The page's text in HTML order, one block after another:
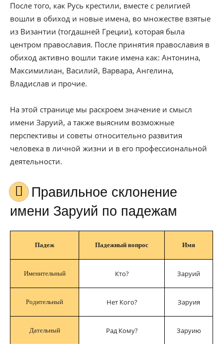
После того, как Русь крестили, вместе с религией
вошли в обиход и новые имена, во множестве взятые
из Византии (тогдашней Греции), которая была
центром православия. После принятия православия в
обиход активно вошли такие имена как: Антонина,
Максимилиан, Василий, Варвара, Ангелина,
Владислав и прочие.
На этой странице мы раскроем значение и смысл
имени Заруий, а также выясним возможные
перспективы и советы относительно развития
человека в личной жизни и в его профессиональной
деятельности.
Правильное склонение
имени Заруий по падежам
Падеж Падежный вопрос Имя
Именительный Кто? Заруий
Родительный Нет Кого? Заруия
Дательный Рад Кому? Заруию